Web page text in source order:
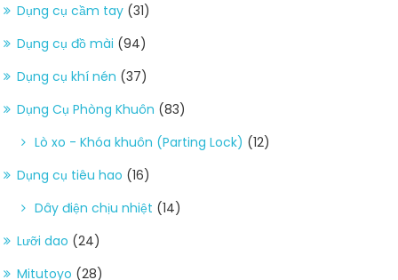
Dụng cụ cầm tay (31)
Dụng cụ đồ mài (94)
Dụng cụ khí nén (37)
Dụng Cụ Phòng Khuôn (83)
Lò xo - Khóa khuôn (Parting Lock) (12)
Dụng cụ tiêu hao (16)
Dây điện chịu nhiệt (14)
Lưỡi dao (24)
Mitutoyo (28)